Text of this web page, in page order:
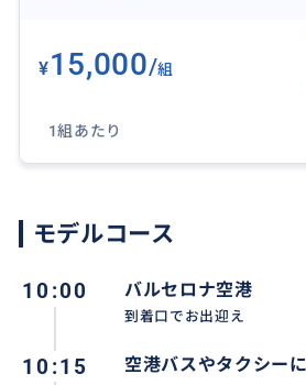
ホテル、Airbnbとなります。
きますのでご相談ください。
¥15,000/組
1組あたり
モデルコース
10:00 バルセロナ空港
到着口でお出迎え
10:15 空港バスやタクシー